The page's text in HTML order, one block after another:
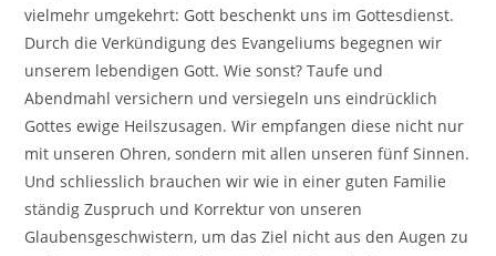
vielmehr umgekehrt: Gott beschenkt uns im Gottesdienst.
Durch die Verkündigung des Evangeliums begegnen wir
unserem lebendigen Gott. Wie sonst? Taufe und
Abendmahl versichern und versiegeln uns eindrücklich
Gottes ewige Heilszusagen. Wir empfangen diese nicht nur
mit unseren Ohren, sondern mit allen unseren fünf Sinnen.
Und schliesslich brauchen wir wie in einer guten Familie
ständig Zuspruch und Korrektur von unseren
Glaubensgeschwistern, um das Ziel nicht aus den Augen zu